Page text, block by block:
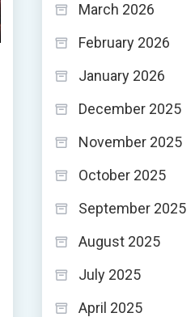
March 2026
February 2026
January 2026
December 2025
November 2025
October 2025
September 2025
August 2025
July 2025
April 2025